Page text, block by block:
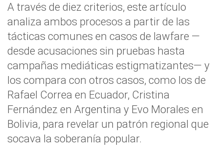
A través de diez criterios, este artículo
analiza ambos procesos a partir de las
tácticas comunes en casos de lawfare —
desde acusaciones sin pruebas hasta
campañas mediáticas estigmatizantes— y
los compara con otros casos, como los de
Rafael Correa en Ecuador, Cristina
Fernández en Argentina y Evo Morales en
Bolivia, para revelar un patrón regional que
socava la soberanía popular.